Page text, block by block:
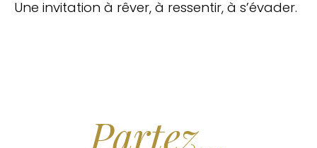
Une invitation à rêver, à ressentir, à s’évader.
Partez...